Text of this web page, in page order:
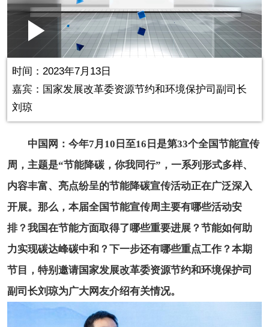
Play
Video
Mute
Picture-
Picture
时间：2023年7月13日
嘉宾： 国家发展改革委资源节约和环境保护司副司长
刘琼
中国网：今年7月10日至16日是第33个全国节能宣传
周，主题是“节能降碳，你我同行”，一系列形式多样、
内容丰富、亮点纷呈的节能降碳宣传活动正在广泛深入
开展。那么，本届全国节能宣传周主要有哪些活动安
排？我国在节能方面取得了哪些重要进展？节能如何助
力实现碳达峰碳中和？下一步还有哪些重点工作？本期
节目，特别邀请国家发展改革委资源节约和环境保护司
副司长刘琼为广大网友介绍有关情况。